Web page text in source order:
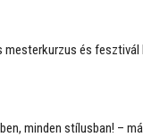
és fesztivál
minden stílusban! –